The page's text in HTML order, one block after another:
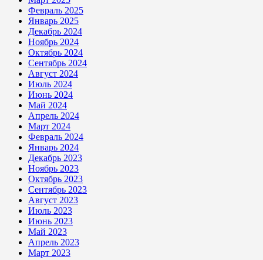
Февраль 2025
Январь 2025
Декабрь 2024
Ноябрь 2024
Октябрь 2024
Сентябрь 2024
Август 2024
Июль 2024
Июнь 2024
Май 2024
Апрель 2024
Март 2024
Февраль 2024
Январь 2024
Декабрь 2023
Ноябрь 2023
Октябрь 2023
Сентябрь 2023
Август 2023
Июль 2023
Июнь 2023
Май 2023
Апрель 2023
Март 2023